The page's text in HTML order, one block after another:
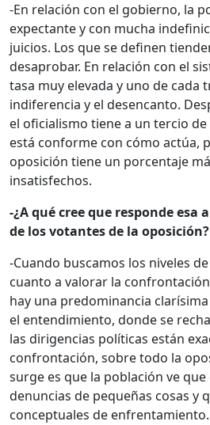
-En relación con el gobierno, la
expectante y con mucha
juicios. Los que se definen
desaprobar. En relación con el
tasa muy elevada y uno de cada
indiferencia y el desencanto.
el oficialismo tiene a un tercio
está conforme con cómo actúa,
oposición tiene un porcentaje
insatisfechos.
-¿A qué cree que responde
de los votantes de la oposición?
-Cuando buscamos los niveles
cuanto a valorar la
hay una predominancia
el entendimiento, donde se
las dirigencias políticas están
confrontación, sobre todo la
surge es que la población ve
denuncias de pequeñas cosas y
conceptuales de enfrentamiento.